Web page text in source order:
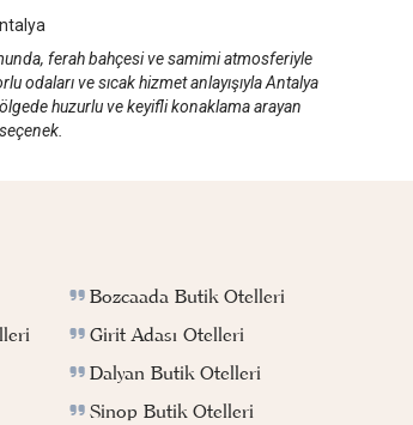
ferah bahçesi ve samimi atmosferiyle
odaları ve sıcak hizmet anlayışıyla Antalya
huzurlu ve keyifli konaklama arayan
Bozcaada Butik Otelleri
Girit Adası Otelleri
Dalyan Butik Otelleri
Sinop Butik Otelleri